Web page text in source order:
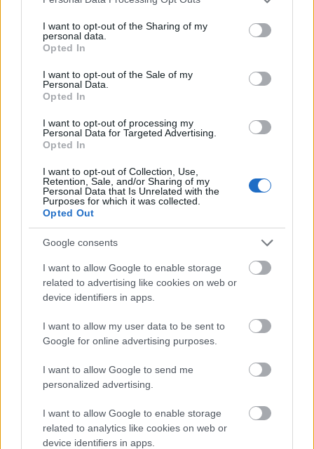
not limited to your visit or usage behaviour. You may click to
grant or deny consent to Google and its third-party tags to
use your data for below specified purposes in below Google
consent section.
I want to opt-out of the Sharing of my
personal data.
Opted In
I want to opt-out of the Sale of my
Personal Data.
Opted In
I want to opt-out of processing my
Personal Data for Targeted Advertising.
Opted In
I want to opt-out of Collection, Use,
Retention, Sale, and/or Sharing of my
Personal Data that Is Unrelated with the
Purposes for which it was collected.
Opted Out
Google consents
I want to allow Google to enable storage
related to advertising like cookies on web or
device identifiers in apps.
I want to allow my user data to be sent to
Google for online advertising purposes.
I want to allow Google to send me
personalized advertising.
I want to allow Google to enable storage
related to analytics like cookies on web or
device identifiers in apps.
Δείτε αυτή τη δημοσίευση στο Instagram.
Τήνοςείναι από τα νησιά που έχουν αποκτήσει
φανατικούς επισκέπτες που επιστρέφουν κάθε
καλοκαίρι για διακοπές. Εκτός από τον Ιερό Ναό
Ευαγγελιστρίας της Τήνου ή Παναγία της Τήνου, όπως
είναι γνωστή, υπάρχουν πάρα πολλοί λόγοι για να την
επισκεφτεί κανείς όπως τα πανέμορφα χωριά της.
Δημοφιλής παραλία για τις οικογένειες είναι αυτή του
, η μεγαλύτερη του νησιού με μήκος
αλλά και πιο ήσυχες γωνιές με φυσική σκιά από τα
αρμυρίκια. Τα ρηχά νερά και η άμμος την καθιστούν